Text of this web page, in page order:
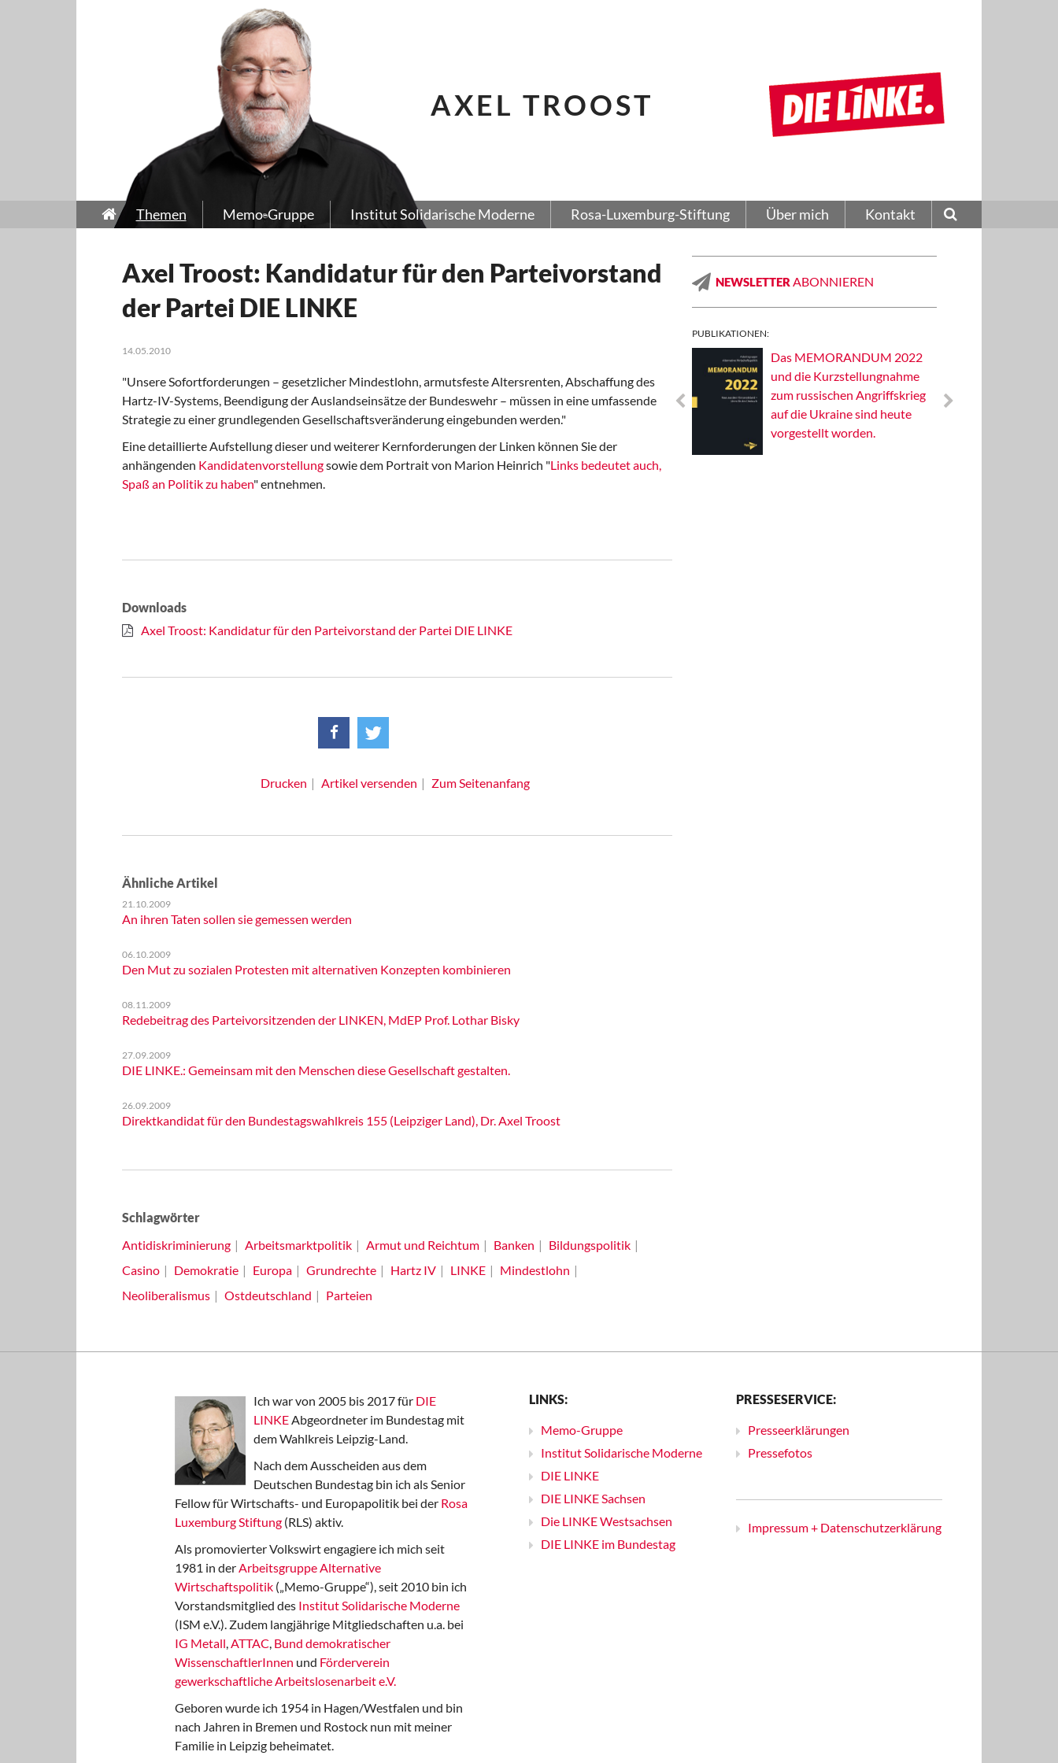
AXEL TROOST
Themen Memo-Gruppe Institut Solidarische Moderne Rosa-Luxemburg-Stiftung Über mich Kontakt
Axel Troost: Kandidatur für den Parteivorstand
der Partei DIE LINKE
14.05.2010
"Unsere Sofortforderungen – gesetzlicher Mindestlohn, armutsfeste Altersrenten, Abschaffung des
Hartz-IV-Systems, Beendigung der Auslandseinsätze der Bundeswehr – müssen in eine umfassende
Strategie zu einer grundlegenden Gesellschaftsveränderung eingebunden werden."
Eine detaillierte Aufstellung dieser und weiterer Kernforderungen der Linken können Sie der
anhängenden Kandidatenvorstellungsowie dem Portrait von Marion Heinrich "Links bedeutet auch,
Spaß an Politik zu haben" entnehmen.
Downloads
Axel Troost: Kandidatur für den Parteivorstand der Partei DIE LINKE
Drucken Artikel versenden Zum Seitenanfang
Ähnliche Artikel
21.10.2009
An ihren Taten sollen sie gemessen werden
06.10.2009
Den Mut zu sozialen Protesten mit alternativen Konzepten kombinieren
08.11.2009
Redebeitrag des Parteivorsitzenden der LINKEN, MdEP Prof. Lothar Bisky
27.09.2009
DIE LINKE.: Gemeinsam mit den Menschen diese Gesellschaft gestalten.
26.09.2009
Direktkandidat für den Bundestagswahlkreis 155 (Leipziger Land), Dr. Axel Troost
Schlagwörter
Antidiskriminierung
Arbeitsmarktpolitik Armut und Reichtum Banken
Bildungspolitik
Casino
Demokratie Europa Grundrechte Hartz IV LINKE
Mindestlohn
Neoliberalismus
Ostdeutschland Parteien
NEWSLETTER ABONNIEREN
PUBLIKATIONEN:
Mosaiklinke Perspektiven
Das MEMORANDUM 2022
und die Kurzstellungnahme
zum russischen Angriffskrieg
auf die Ukraine sind heute
vorgestellt worden.
Ich war von 2005 bis 2017 für DIE
LINKEAbgeordneter im Bundestag mit
dem Wahlkreis Leipzig-Land.
Nach dem Ausscheiden aus dem
Deutschen Bundestag bin ich als Senior
Fellow für Wirtschafts- und Europapolitik bei der Rosa
Luxemburg Stiftung (RLS) aktiv.
Als promovierter Volkswirt engagiere ich mich seit
1981 in derArbeitsgruppe Alternative
Wirtschaftspolitik („Memo-Gruppe“), seit 2010 bin ich
Vorstandsmitglied des Institut Solidarische Moderne
(ISM e.V.). Zudem langjährige Mitgliedschaften u.a. bei
IG Metall,ATTAC, Bund demokratischer
WissenschaftlerInnen und Förderverein
gewerkschaftliche Arbeitslosenarbeit e.V.
Geboren wurde ich 1954 in Hagen/Westfalen und bin
nach Jahren in Bremen und Rostock nun mit meiner
Familie in Leipzig beheimatet.
LINKS:
Memo-Gruppe
Institut Solidarische Moderne
DIE LINKE
DIE LINKE Sachsen
Die LINKE Westsachsen
DIE LINKE im Bundestag
PRESSESERVICE:
Presseerklärungen
Pressefotos
Impressum + Datenschutzerklärung